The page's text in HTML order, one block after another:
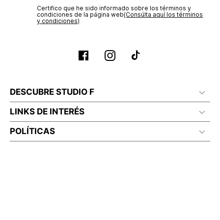
Certifico que he sido informado sobre los términos y
condiciones de la página web‎(Consúlta aquí los términos
y condiciones)
DESCUBRE STUDIO F
LINKS DE INTERÉS
POLÍTICAS